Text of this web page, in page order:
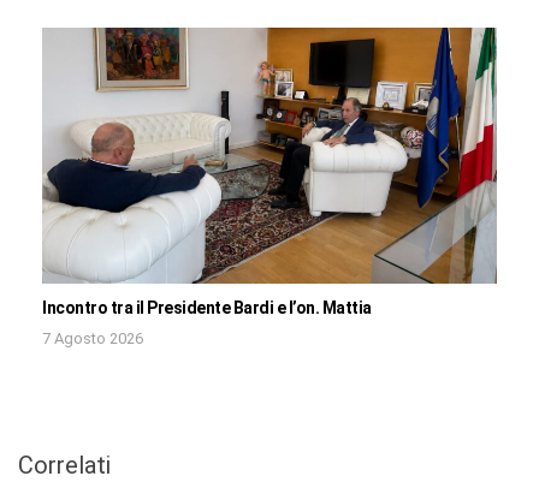
Incontro tra il Presidente Bardi e l’on. Mattia
7 Agosto 2026
Correlati